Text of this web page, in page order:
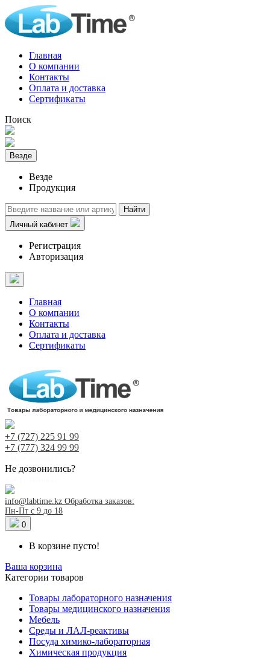
Главная
О компании
Контакты
Оплата и доставка
Сертификаты
Поиск
Везде
Везде
Продукция
Найти
Личный кабинет
Регистрация
Авторизация
Главная
О компании
Контакты
Оплата и доставка
Сертификаты
+7 (727) 225 91 99
+7 (777) 324 99 99
Не дозвонились?
info@labtime.kz Обработка заказов:
Пн-Пт с 9 до 18
0
В корзине пусто!
Ваша корзина
Категории товаров
Товары лабораторного назначения
Товары медицинского назначения
Мебель
Среды и ЛАЛ-реактивы
Посуда химико-лабораторная
Химическая продукция